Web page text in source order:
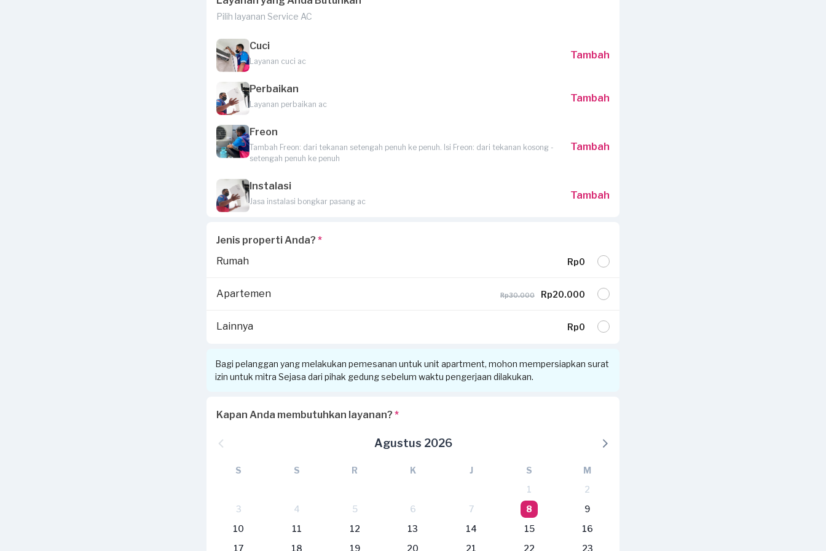
Pilih layanan Service AC
Cuci
Layanan cuci ac
Tambah
Perbaikan
Layanan perbaikan ac
Tambah
Freon
Tambah Freon: dari tekanan setengah penuh ke penuh. Isi Freon: dari tekanan kosong -
setengah penuh ke penuh
Tambah
Instalasi
Jasa instalasi bongkar pasang ac
Tambah
Jenis properti Anda? *
Rumah
Rp0
Apartemen Rp30.000 Rp20.000
Lainnya Rp0
Bagi pelanggan yang melakukan pemesanan untuk unit apartment, mohon mempersiapkan surat
izin untuk mitra Sejasa dari pihak gedung sebelum waktu pengerjaan dilakukan.
Kapan Anda membutuhkan layanan? *
Agustus 2026
S S R K J S
M
1
2
3
4 5 6 7 8
9
10
11 12 13 14 15
16
17
18 19 20 21 22 23